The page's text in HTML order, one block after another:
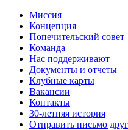
Миссия
Концепция
Попечительский совет
Команда
Нас поддерживают
Документы и отчеты
Клубные карты
Вакансии
Контакты
30-летняя история
Отправить письмо